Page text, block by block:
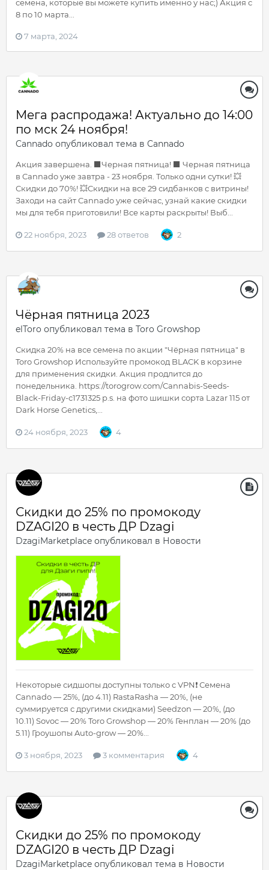
семена, которые вы можете купить именно у нас;) Акция с
8 по 10 марта...
7 марта, 2024
Мега распродажа! Актуально до 14:00
по мск 24 ноября!
Cannado опубликовал тема в Cannado
Акция завершена. ⬛️Черная пятница! ⬛️ Черная пятница
в Cannado уже завтра - 23 ноября. Только одни сутки! 💥
Скидки до 70%! 💥Скидки на все 29 сидбанков с витрины!
Заходи на сайт Cannado уже сейчас, узнай какие скидки
мы для тебя приготовили! Все карты раскрыты! Выб...
22 ноября, 2023 28 ответов 2
Чёрная пятница 2023
elToro опубликовал тема в Toro Growshop
Скидка 20% на все семена по акции "Чёрная пятница" в
Toro Growshop Используйте промокод BLACK в корзине
для применения скидки. Акция продлится до
понедельника. https://torogrow.com/Cannabis-Seeds-
Black-Friday-c1731325 p.s. на фото шишки сорта Lazar 115 от
Dark Horse Genetics,...
24 ноября, 2023 4
Скидки до 25% по промокоду
DZAGI20 в честь ДР Dzagi
DzagiMarketplace опубликовал в Новости
Некоторые сидшопы доступны только с VPN❗️ Семена
Cannado — 25%, (до 4.11) RastaRasha — 20%, (не
суммируется с другими скидками) Seedzon — 20%, (до
10.11) Sovoc — 20% Toro Growshop — 20% Генплан — 20% (до
5.11) Гроушопы Auto-grow — 20%...
3 ноября, 2023 3 комментария 4
Скидки до 25% по промокоду
DZAGI20 в честь ДР Dzagi
DzagiMarketplace опубликовал тема в Новости